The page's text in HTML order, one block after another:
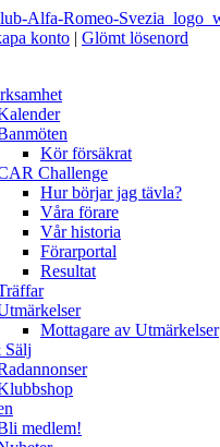
konto | Glömt lösenord
Kör försäkrat
Challenge
Hur börjar jag tävla?
Våra förare
Vår historia
Förarportal
Resultat
Mottagare av Utmärkelser
medlem!